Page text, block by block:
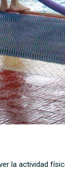
la actividad